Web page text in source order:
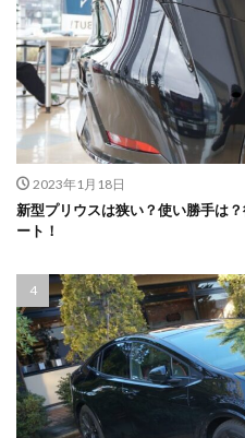
2023年1月18日
新型プリウスは狭い？使い勝手は
ート！